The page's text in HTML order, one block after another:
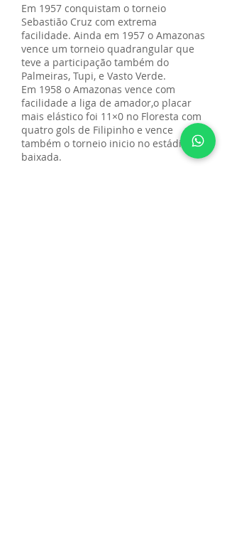
Em 1957 conquistam o torneio
Sebastião Cruz com extrema
facilidade. Ainda em 1957 o Amazonas
vence um torneio quadrangular que
teve a participação também do
Palmeiras, Tupi, e Vasto Verde.
Em 1958 o Amazonas vence com
facilidade a liga de amador,o placar
mais elástico foi 11×0 no Floresta com
quatro gols de Filipinho e vence
também o torneio inicio no estádio da
baixada.